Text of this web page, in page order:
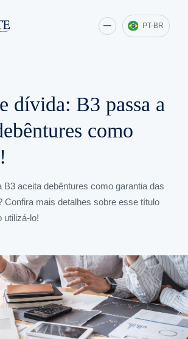
PT-BR
dívida: B3 passa a
como
B3 aceita debêntures como garantia das
Confira mais detalhes sobre esse título
utilizá-lo!